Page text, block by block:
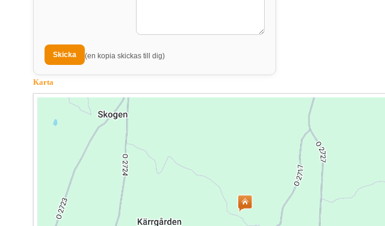
(en kopia skickas till dig)
Karta